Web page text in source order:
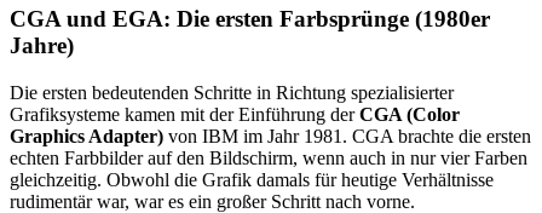
CGA und EGA: Die ersten Farbsprünge (1980er
Jahre)
Die ersten bedeutenden Schritte in Richtung spezialisierter
Grafiksysteme kamen mit der Einführung derCGA (Color
Graphics Adapter) von IBM im Jahr 1981. CGA brachte die ersten
echten Farbbilder auf den Bildschirm, wenn auch in nur vier Farben
gleichzeitig. Obwohl die Grafik damals für heutige Verhältnisse
rudimentär war, war es ein großer Schritt nach vorne.